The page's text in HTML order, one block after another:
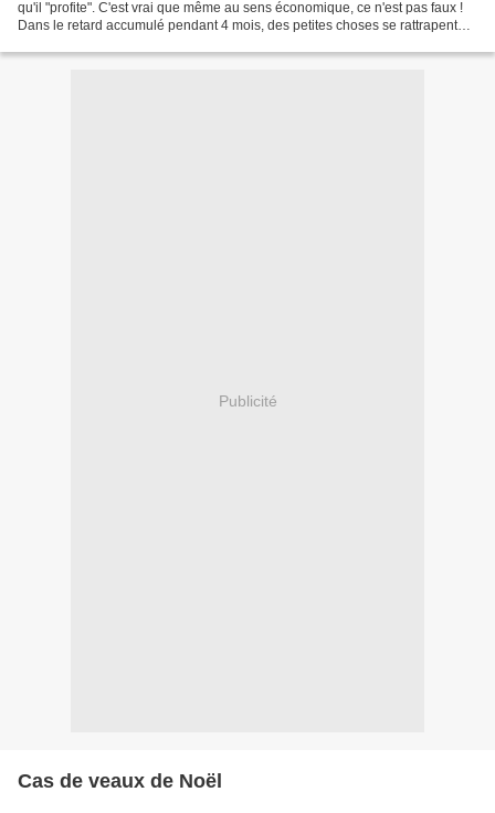
qu'il "profite". C'est vrai que même au sens économique, ce n'est pas faux !
Dans le retard accumulé pendant 4 mois, des petites choses se rattrapent
Publicité
Cas de veaux de Noël